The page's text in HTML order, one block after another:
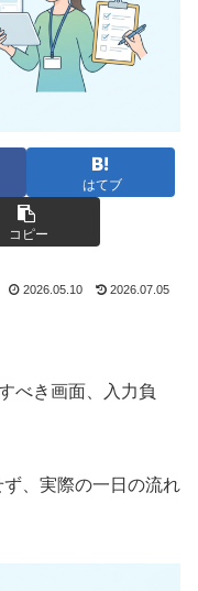
はてブ
コピー
2026.05.10 2026.07.05
べき画面、入力負
、実際の一日の流れ